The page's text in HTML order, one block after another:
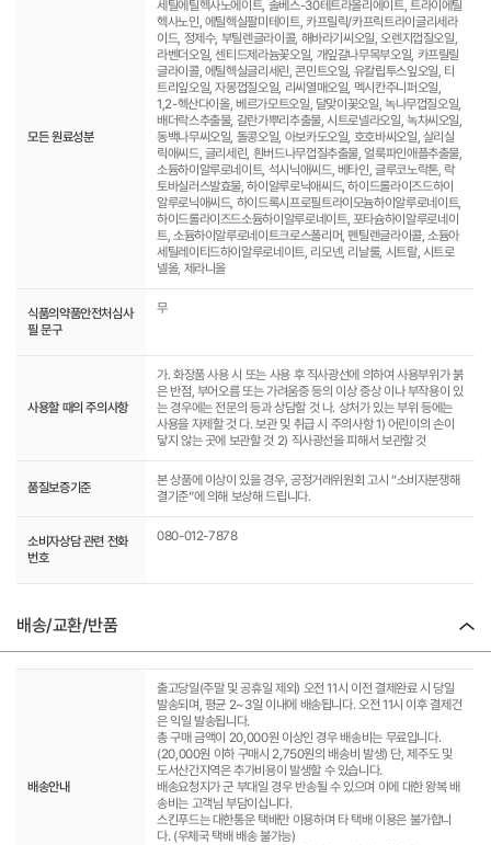
모든 원료성분
세틸에틸헥사노에이트, 솔베스-30테트라올리에이트, 트라이에틸
헥사노인, 에틸헥실팔미테이트, 카프릴릭/카프릭트라이글리세라
이드, 정제수, 부틸렌글라이콜, 해바라기씨오일, 오렌지껍질오일,
라벤더오일, 센티드제라늄꽃오일, 개잎갈나무목부오일, 카프릴릴
글라이콜, 에틸헥실글리세린, 콘민트오일, 유칼립투스잎오일, 티
트리잎오일, 자몽껍질오일, 리씨열매오일, 멕시칸주니퍼오일,
1,2-헥산다이올, 베르가모트오일, 달맞이꽃오일, 녹나무껍질오일,
배더락스추출물, 갈란가뿌리추출물, 시트로넬라오일, 녹차씨오일,
동백나무씨오일, 돌콩오일, 아보카도오일, 호호바씨오일, 살리실
릭애씨드, 글리세린, 흰버드나무껍질추출물, 얼룩파인애플추출물,
소듐하이알루로네이트, 석시닉애씨드, 베타인, 글루코노락톤, 락
토바실러스발효물, 하이알루로닉애씨드, 하이드롤라이즈드하이
알루로닉애씨드, 하이드록시프로필트라이모늄하이알루로네이트,
하이드롤라이즈드소듐하이알루로네이트, 포타슘하이알루로네이
트, 소듐하이알루로네이트크로스폴리머, 펜틸렌글라이콜, 소듐아
세틸레이티드하이알루로네이트, 리모넨, 리날룰, 시트랄, 시트로
넬올, 제라니올
식품의약품안전처심사
필 문구
무
사용할 때의 주의사항
가. 화장품 사용 시 또는 사용 후 직사광선에 의하여 사용부위가 붉
은 반점, 부어오름 또는 가려움증 등의 이상 증상 이나 부작용이 있
는 경우에는 전문의 등과 상담할 것 나. 상처가 있는 부위 등에는
사용을 자제할 것 다. 보관 및 취급 시 주의사항 1) 어린이의 손이
닿지 않는 곳에 보관할 것 2) 직사광선을 피해서 보관할 것
품질보증기준
본 상품에 이상이 있을 경우, 공정거래위원회 고시 “소비자분쟁해
결기준”에 의해 보상해 드립니다.
소비자상담 관련 전화
번호
080-012-7878
배송/교환/반품
배송안내
출고당일(주말 및 공휴일 제외) 오전 11시 이전 결제완료 시 당일
발송되며, 평균 2~3일 이내에 배송됩니다. 오전 11시 이후 결제건
은 익일 발송됩니다.
총 구매 금액이 20,000원 이상인 경우 배송비는 무료입니다.
(20,000원 이하 구매시 2,750원의 배송비 발생) 단, 제주도 및
도서산간지역은 추가비용이 발생할 수 있습니다.
배송요청지가 군 부대일 경우 반송될 수 있으며 이에 대한 왕복 배
송비는 고객님 부담이십니다.
스킨푸드는 대한통운 택배만 이용하며 타 택배 이용은 불가합니
다. (우체국 택배 배송 불가능)